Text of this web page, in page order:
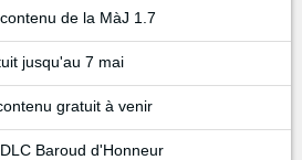
de la MàJ 1.7
jusqu'au 7 mai
contenu gratuit à venir
Baroud d'Honneur